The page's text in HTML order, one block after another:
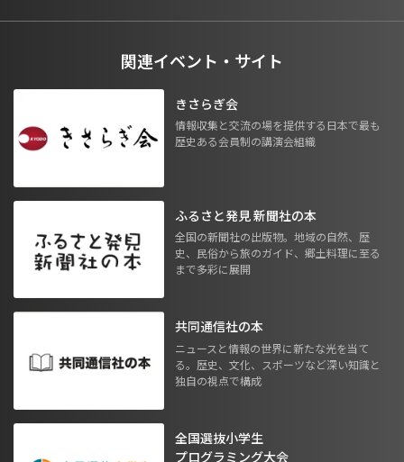
関連イベント・サイト
きさらぎ会
情報収集と交流の場を提供する日本で最も
歴史ある会員制の講演会組織
ふるさと発見 新聞社の本
全国の新聞社の出版物。地域の自然、歴
史、民俗から旅のガイド、郷土料理に至る
まで多彩に展開
共同通信社の本
ニュースと情報の世界に新たな光を当て
る。歴史、文化、スポーツなど深い知識と
独自の視点で構成
全国選抜小学生
プログラミング大会